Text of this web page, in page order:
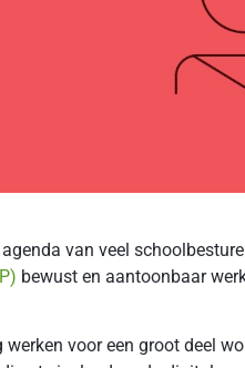
van veel
bewust en aantoonbaar
voor een groot deel